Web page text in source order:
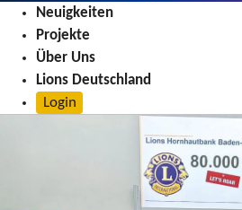
MenüNeuigkeiten
Projekte
Über Uns
Lions Deutschland
Login